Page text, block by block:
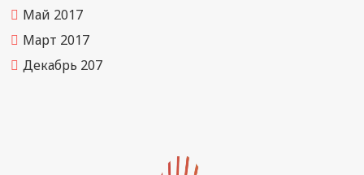
Май 2017
Март 2017
Декабрь 207